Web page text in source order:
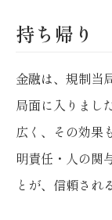
持ち帰り
金融は、規制当
局面に入りまし
広く、その効果
明責任・人の関
とが、信頼され